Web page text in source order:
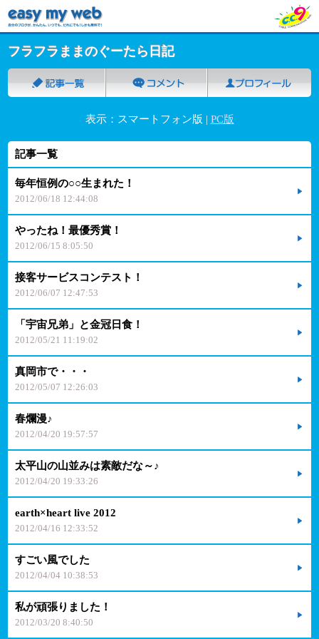
フラフラままのぐーたら日記
表示：スマートフォン版 | PC版
記事一覧
毎年恒例の○○生まれた！
2012/06/18 12:44:08
やったね！最優秀賞！
2012/06/15 8:05:50
接客サービスコンテスト！
2012/06/07 12:47:53
「宇宙兄弟」と金冠日食！
2012/05/21 11:19:02
真岡市で・・・
2012/05/07 12:26:03
春爛漫♪
2012/04/20 19:57:57
太平山の山並みは素敵だな～♪
2012/04/20 19:33:26
earth×heart live 2012
2012/04/16 12:33:52
すごい風でした
2012/04/04 10:38:53
私が頑張りました！
2012/03/20 8:40:50